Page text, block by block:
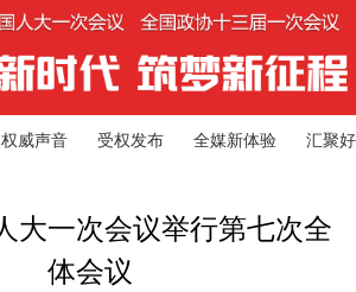
权威声音 受权发布 全媒新体验 汇聚
大一次会议举行第七次全
体会议